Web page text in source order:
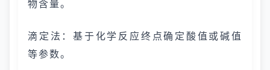
物含量。
滴定法：基于化学反应终点确定酸值或碱值
等参数。